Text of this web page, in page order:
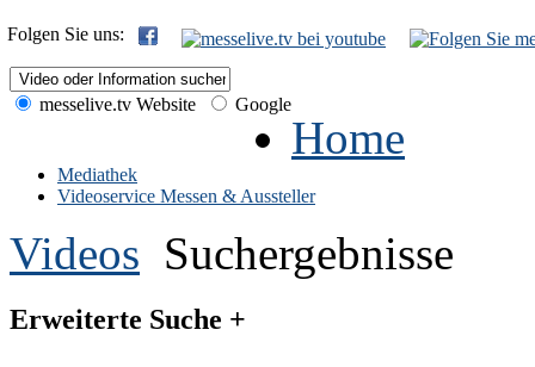
Folgen Sie uns:
messelive.tv Website Google
Home
Mediathek
Videoservice Messen & Aussteller
Videos Suchergebnisse
Erweiterte Suche +